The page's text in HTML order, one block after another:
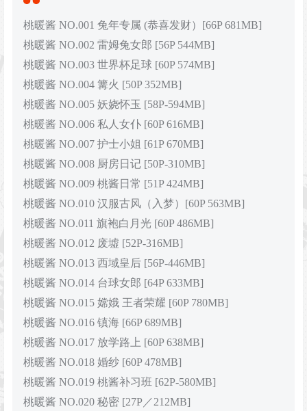
桃暖酱 NO.001 兔年专属 (恭喜发财）[66P 681MB]
桃暖酱 NO.002 雷姆兔女郎 [56P 544MB]
桃暖酱 NO.003 世界杯足球 [60P 574MB]
桃暖酱 NO.004 篝火 [50P 352MB]
桃暖酱 NO.005 妖娆怀玉 [58P-594MB]
桃暖酱 NO.006 私人女仆 [60P 616MB]
桃暖酱 NO.007 护士小姐 [61P 670MB]
桃暖酱 NO.008 厨房日记 [50P-310MB]
桃暖酱 NO.009 桃酱日常 [51P 424MB]
桃暖酱 NO.010 汉服古风（入梦）[60P 563MB]
桃暖酱 NO.011 旗袍白月光 [60P 486MB]
桃暖酱 NO.012 废墟 [52P-316MB]
桃暖酱 NO.013 西域皇后 [56P-446MB]
桃暖酱 NO.014 台球女郎 [64P 633MB]
桃暖酱 NO.015 嫦娥 王者荣耀 [60P 780MB]
桃暖酱 NO.016 镇海 [66P 689MB]
桃暖酱 NO.017 放学路上 [60P 638MB]
桃暖酱 NO.018 婚纱 [60P 478MB]
桃暖酱 NO.019 桃酱补习班 [62P-580MB]
桃暖酱 NO.020 秘密 [27P／212MB]